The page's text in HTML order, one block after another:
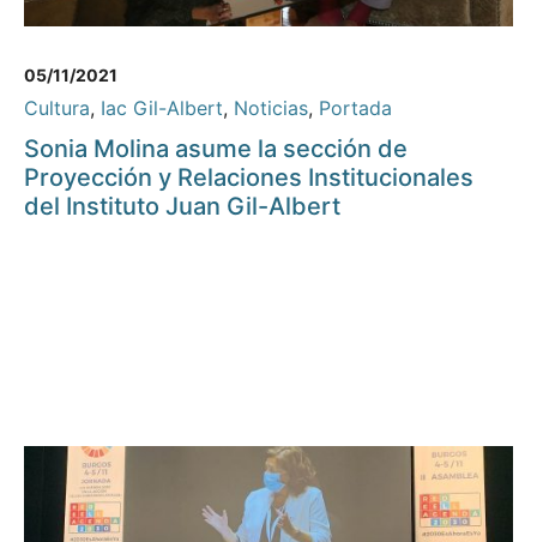
05/11/2021
Cultura, Iac Gil-Albert, Noticias, Portada
Sonia Molina asume la sección de
Proyección y Relaciones Institucionales
del Instituto Juan Gil-Albert